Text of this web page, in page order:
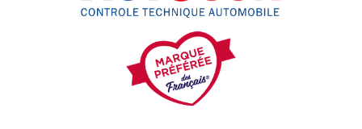
N’attendez plus pour votre sécurité et faire vérifier votre
véhicule : Prenez RDV dans votrecentre de contrôle